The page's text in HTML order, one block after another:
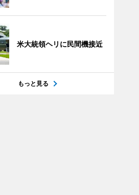
米大統領ヘリに民間機接近
もっと見る